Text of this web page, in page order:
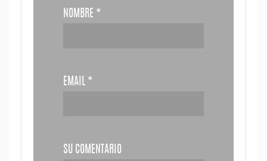
NOMBRE *
EMAIL *
SU COMENTARIO